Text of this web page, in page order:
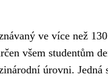
ve více než
všem studentům
úrovni. Jedná